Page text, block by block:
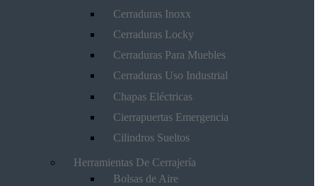
Cerraduras Inoxx
Cerraduras Locky
Cerraduras Para Muebles
Cerraduras Uso Industrial
Chapas Eléctricas
Cierrapuertas Emergencia
Cilindros Sueltos
Herramientas De Cerrajería
Bolsas de Aire